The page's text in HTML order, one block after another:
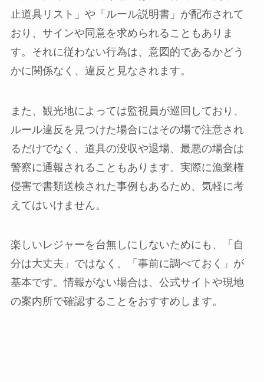
止道具リスト」や「ルール説明書」が配布されて
おり、サインや同意を求められることもありま
す。それに従わない行為は、意図的であるかどう
かに関係なく、違反と見なされます。
また、観光地によっては監視員が巡回しており、
ルール違反を見つけた場合にはその場で注意され
るだけでなく、道具の没収や退場、最悪の場合は
警察に通報されることもあります。実際に漁業権
侵害で書類送検された事例もあるため、気軽に考
えてはいけません。
楽しいレジャーを台無しにしないためにも、「自
分は大丈夫」ではなく、「事前に調べておく」が
基本です。情報がない場合は、公式サイトや現地
の案内所で確認することをおすすめします。